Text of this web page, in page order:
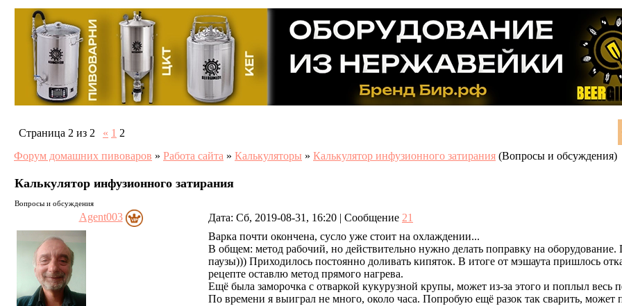
Страница 2 из 2 « 1 2
Форум домашних пивоваров » Работа сайта » Калькуляторы » Калькулятор инфузионного затирания (Вопросы и обсуждения)
Калькулятор инфузионного затирания
Вопросы и обсуждения
Agent003 Дата: Сб, 2019-08-31, 16:20 | Сообщение 21
Варка почти окончена, сусло уже стоит на охлаждении...
В общем: метод рабочий, но действительно нужно делать поправку на
паузы))) Приходилось постоянно доливать кипяток. В итоге от мэшаута пришлось
рецепте оставлю метод прямого нагрева.
Ещё была заморочка с отваркой кукурузной крупы, может из-за этого и поплыл весь
По времени я выиграл не много, около часа. Попробую ещё разок так сварить, может